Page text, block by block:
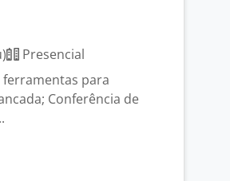
Presencial
para
Conferência de